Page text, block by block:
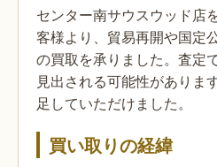
センター南サウスウッド店
客様より、貿易再開や国定
の買取を承りました。査定
見出される可能性がありま
足していただけました。
買い取りの経緯